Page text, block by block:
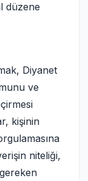
düzene
Diyanet
ve
kişinin
niteliği,